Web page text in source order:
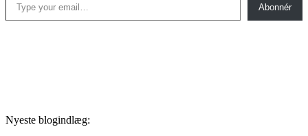
Abonnér
Nyeste blogindlæg: